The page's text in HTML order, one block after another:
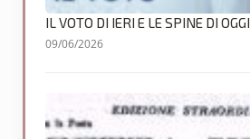
IL VOTO DI IERI E LE SPINE DI OGGI
09/06/2026